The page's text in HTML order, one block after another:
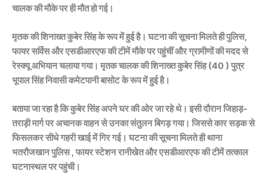
चालक की मौके पर ही मौत हो गई।
मृतक की शिनाख्त कुबेर सिंह के रूप में हुई है। घटना की सूचना मिलते ही पुलिस,
फायर सर्विस और एसडीआरएफ की टीमें मौके पर पहुंचीं और ग्रामीणों की मदद से
रेस्क्यू अभियान चलाया गया। मृतक चालक की शिनाख्त कुबेर सिंह (40 ) पुत्र
भूपाल सिंह निवासी कमेटपानी बासोट के रूप में हुई है।
बताया जा रहा है कि कुबेर सिंह अपने घर की ओर जा रहे थे। इसी दौरान जिहाड़-
तराड़ी मार्ग पर अचानक वाहन से उनका संतुलन बिगड़ गया। जिससे कार सड़क से
फिसलकर सीधे गहरी खाई में गिर गई। घटना की सूचना मिलते ही थाना
भतरौजखान पुलिस , फायर स्टेशन रानीखेत और एसडीआरएफ की टीमें तत्काल
घटनास्थल पर पहुंची।